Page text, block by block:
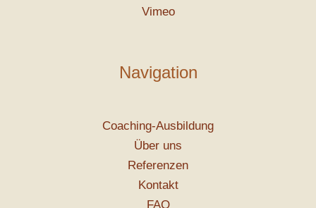
Vimeo
Navigation
Coaching-Ausbildung
Über uns
Referenzen
Kontakt
FAQ